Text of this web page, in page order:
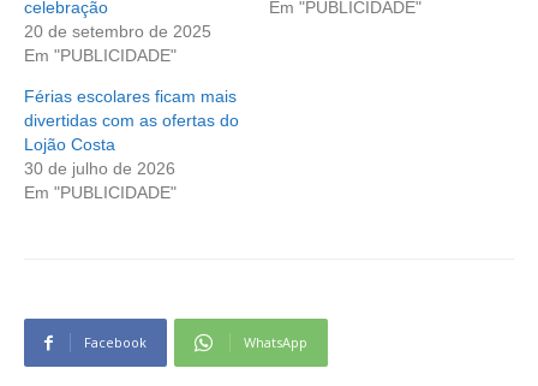
celebração
20 de setembro de 2025
Em "PUBLICIDADE"
Em "PUBLICIDADE"
Férias escolares ficam mais
divertidas com as ofertas do
Lojão Costa
30 de julho de 2026
Em "PUBLICIDADE"
Facebook WhatsApp